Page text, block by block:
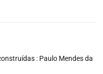
: Paulo Mendes da